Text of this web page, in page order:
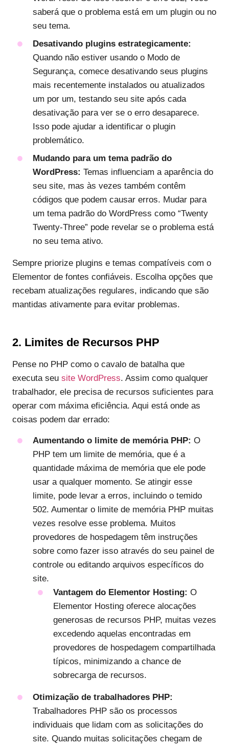
saberá que o problema está em um plugin ou no
seu tema.
Desativando plugins estrategicamente:
Quando não estiver usando o Modo de
Segurança, comece desativando seus plugins
mais recentemente instalados ou atualizados
um por um, testando seu site após cada
desativação para ver se o erro desaparece.
Isso pode ajudar a identificar o plugin
problemático.
Mudando para um tema padrão do
WordPress: Temas influenciam a aparência do
seu site, mas às vezes também contêm
códigos que podem causar erros. Mudar para
um tema padrão do WordPress como “Twenty
Twenty-Three” pode revelar se o problema está
no seu tema ativo.
Sempre priorize plugins e temas compatíveis com o
Elementor de fontes confiáveis. Escolha opções que
recebam atualizações regulares, indicando que são
mantidas ativamente para evitar problemas.
2. Limites de Recursos PHP
Pense no PHP como o cavalo de batalha que
executa seu site WordPress. Assim como qualquer
trabalhador, ele precisa de recursos suficientes para
operar com máxima eficiência. Aqui está onde as
coisas podem dar errado:
Aumentando o limite de memória PHP: O
PHP tem um limite de memória, que é a
quantidade máxima de memória que ele pode
usar a qualquer momento. Se atingir esse
limite, pode levar a erros, incluindo o temido
502. Aumentar o limite de memória PHP muitas
vezes resolve esse problema. Muitos
provedores de hospedagem têm instruções
sobre como fazer isso através do seu painel de
controle ou editando arquivos específicos do
site.
Vantagem do Elementor Hosting: O
Elementor Hosting oferece alocações
generosas de recursos PHP, muitas vezes
excedendo aquelas encontradas em
provedores de hospedagem compartilhada
típicos, minimizando a chance de
sobrecarga de recursos.
Otimização de trabalhadores PHP:
Trabalhadores PHP são os processos
individuais que lidam com as solicitações do
site. Quando muitas solicitações chegam de